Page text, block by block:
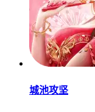
城池攻坚